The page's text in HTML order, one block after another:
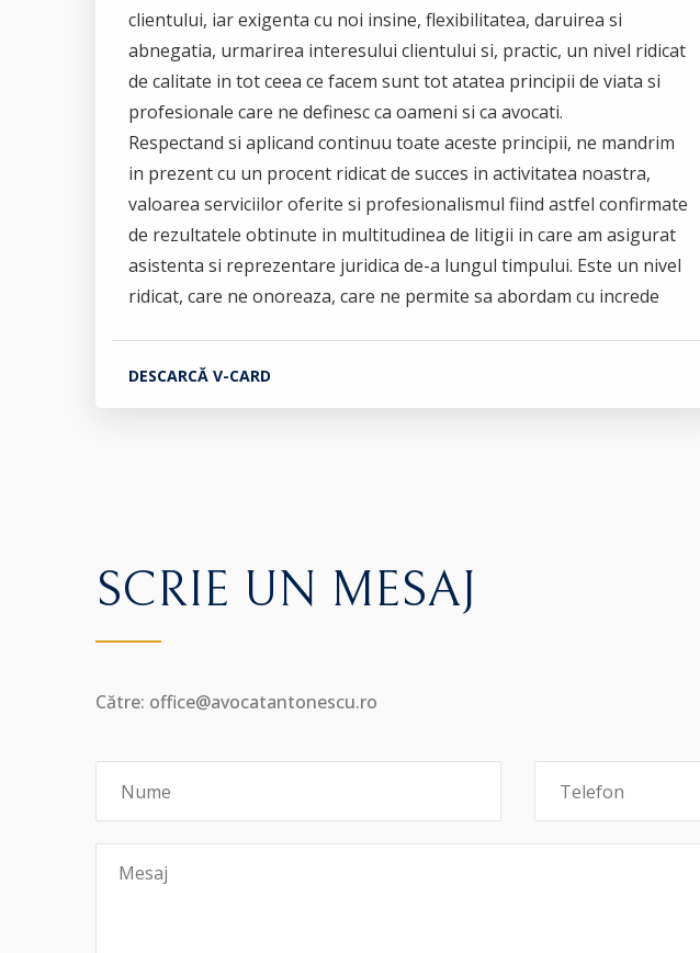
clientului, iar exigenta cu noi insine, flexibilitatea, daruirea si
abnegatia, urmarirea interesului clientului si, practic, un nivel ridicat
de calitate in tot ceea ce facem sunt tot atatea principii de viata si
profesionale care ne definesc ca oameni si ca avocati.
Respectand si aplicand continuu toate aceste principii, ne mandrim
in prezent cu un procent ridicat de succes in activitatea noastra,
valoarea serviciilor oferite si profesionalismul fiind astfel confirmate
de rezultatele obtinute in multitudinea de litigii in care am asigurat
asistenta si reprezentare juridica de-a lungul timpului. Este un nivel
ridicat, care ne onoreaza, care ne permite sa abordam cu increde
DESCARCĂ V-CARD
SCRIE UN MESAJ
Către: office@avocatantonescu.ro